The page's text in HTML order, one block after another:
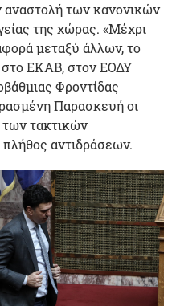
αναστολή των κανονικών
της χώρας. «Μέχρι
μεταξύ άλλων, το
στο ΕΚΑΒ, στον ΕΟΔΥ
Φροντίδας
Παρασκευή οι
των τακτικών
αντιδράσεων.